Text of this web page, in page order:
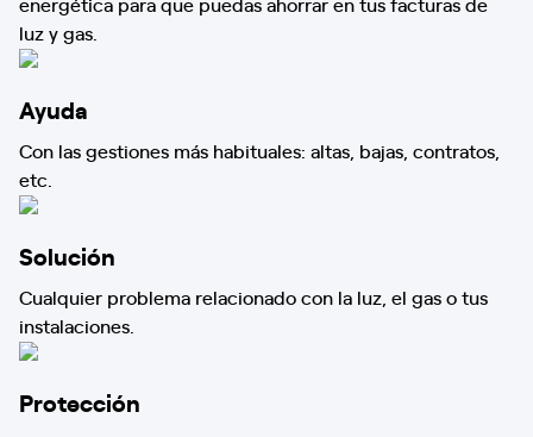
luz y gas.
Ayuda
Con las gestiones más habituales: altas, bajas, contratos,
etc.
Solución
Cualquier problema relacionado con la luz, el gas o tus
instalaciones.
Protección